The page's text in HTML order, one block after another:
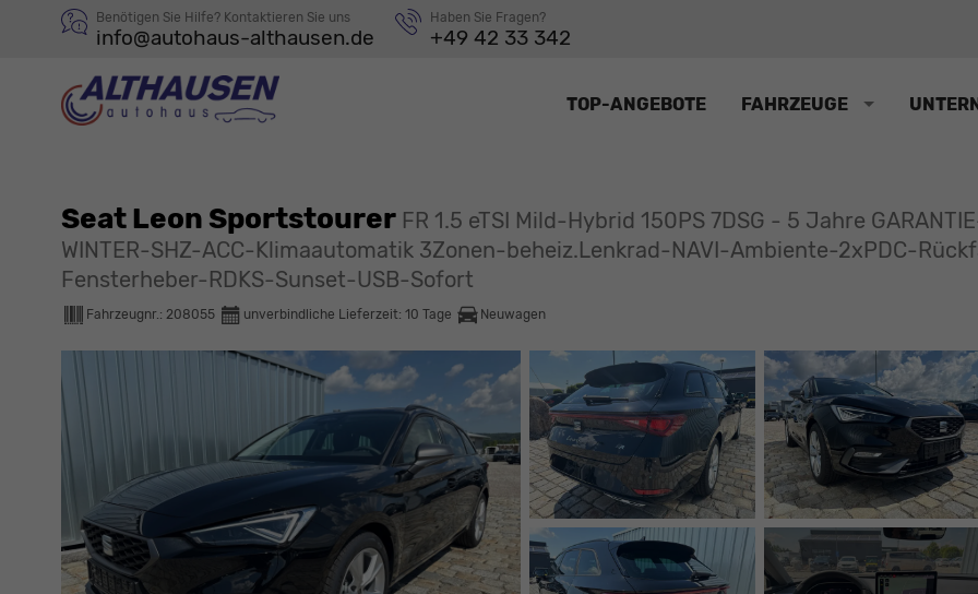
Benötigen Sie Hilfe? Kontaktieren Sie uns
info@autohaus-althausen.de
Haben Sie Fragen?
+49 42 33 342
TOP-ANGEBOTE FAHRZEUGE
Seat Leon Sportstourer FR 1.5 eTSI Mild-Hybrid 150PS 7DSG - 5 Jahre
WINTER-SHZ-ACC-Klimaautomatik 3Zonen-beheiz.Lenkrad-NAVI-Ambiente-2xPDC-
Fensterheber-RDKS-Sunset-USB-Sofort
Fahrzeugnr.: 208055 unverbindliche Lieferzeit: 10 Tage Neuwagen